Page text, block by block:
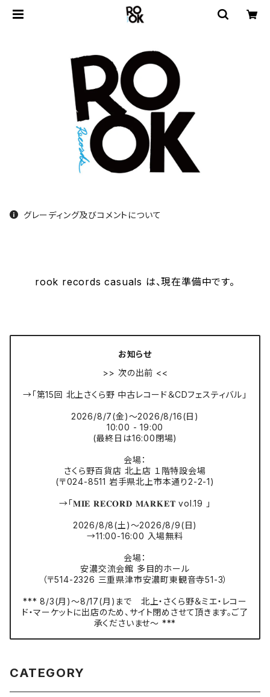
グレーディング及びコメントについて
rook records casuals は、現在準備中です。
お知らせ
>> 次の出前 <<
→「第15回 北上さくら野 中古レコード＆CDフェスティバル」
2026/8/7(金)〜2026/8/16(日)
10:00 - 19:00
(最終日は16:00閉場)
会場：
さくら野百貨店 北上店 １階特設会場
(〒024-8511 岩手県北上市本通り2-2-1)
→「𝐌𝐈𝐄 𝐑𝐄𝐂𝐎𝐑𝐃 𝐌𝐀𝐑𝐊𝐄𝐓 vol.19 」
2026/8/8(土)〜2026/8/9(日)
→11:00-16:00 入場無料
会場：
安濃交流会館 多目的ホール
（〒514-2326 三重県津市安濃町東観音寺51-3）
*** 8/3(月)〜8/17(月)まで 北上・さくら野＆ミエ・レコー
ド・マーケットに出店のため、サイト閉めさせて頂きます。ご了
承くださいませ〜 ***
CATEGORY